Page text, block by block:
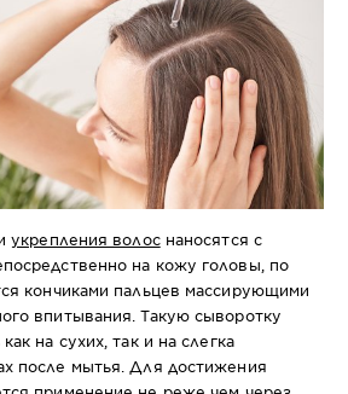
укрепления волоснаносятся с
на кожу головы, по
кончиками пальцев массирующими
впитывания. Такую сыворотку
на сухих, так и на слегка
после мытья. Для достижения